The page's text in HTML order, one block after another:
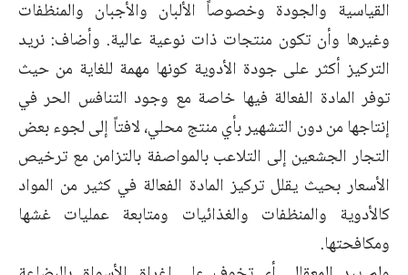
القياسية والجودة وخصوصاً الألبان والأجبان والمنظفات
وغيرها وأن تكون منتجات ذات نوعية عالية. وأضاف: نريد
التركيز أكثر على جودة الأدوية كونها مهمة للغاية من حيث
توفر المادة الفعالة فيها خاصة مع وجود التنافس الحر في
إنتاجها من دون التشهير بأي منتج محلي، لافتاً إلى لجوء بعض
التجار الجشعين إلى التلاعب بالمواصفة بالتزامن مع ترخيص
الأسعار بحيث يقلل تركيز المادة الفعالة في كثير من المواد
كالأدوية والمنظفات والغذائيات ومتابعة عمليات غشها
ومكافحتها.